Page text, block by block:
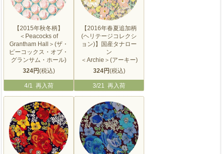
【2015年秋冬柄】
＜Peacocks of
Grantham Hall＞(ザ・
ピーコックス・オブ・
グランサム・ホール)
324円(税込)
4/1 再入荷
【2016年春夏追加柄
(ヘリテージコレクシ
ョン)】国産タナロー
ン
＜Archie＞(アーキー)
324円(税込)
3/21 再入荷